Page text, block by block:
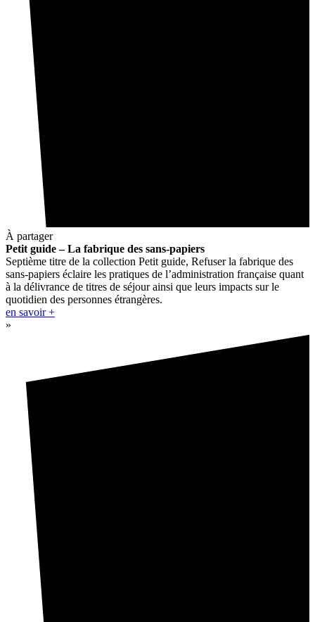
À partager
Petit guide – La fabrique des sans-papiers
Septième titre de la collection Petit guide, Refuser la fabrique des
sans-papiers éclaire les pratiques de l’administration française quant
à la délivrance de titres de séjour ainsi que leurs impacts sur le
quotidien des personnes étrangères.
en savoir +
»